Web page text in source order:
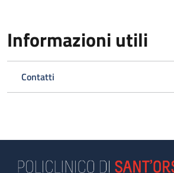
Informazioni utili
Contatti